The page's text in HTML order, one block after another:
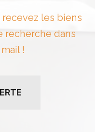
les biens
recherche dans
!